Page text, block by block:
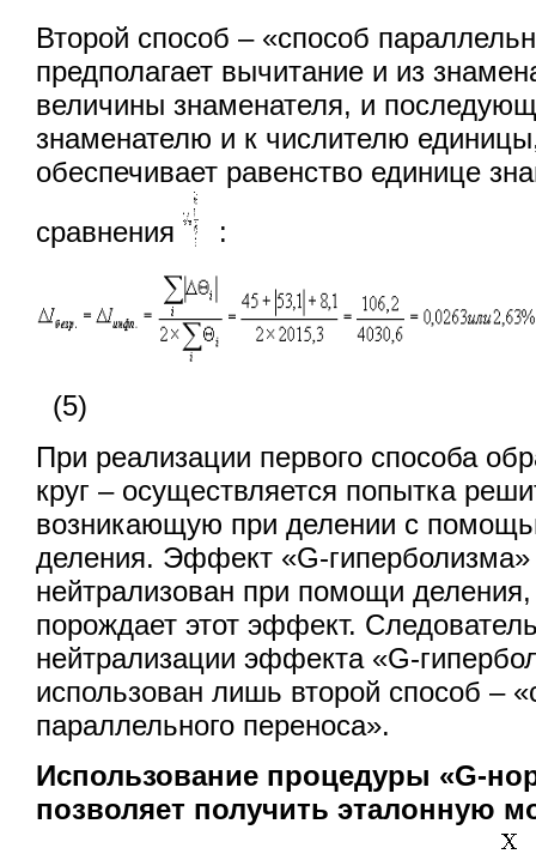
Второй способ – «способ
предполагает вычитание и из
величины знаменателя, и
знаменателю и к числителю
обеспечивает равенство единице
сравнения
:
(5)
При реализации первого способа
круг – осуществляется попытка
возникающую при делении с
деления. Эффект «G-
нейтрализован при помощи
порождает этот эффект.
нейтрализации эффекта «G-
использован лишь второй способ –
параллельного переноса».
Использование процедуры «G-
позволяет получить эталонную